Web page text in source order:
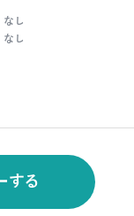
なし
なし
する